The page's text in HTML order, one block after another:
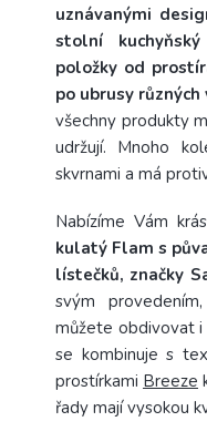
uznávanými
stolní
položky od
po ubrusy
všechny produkty
udržují. Mnoho
skvrnami a má
Nabízíme Vám
kulatý Flam s
lístečků, značky
svým
můžete obdivovat i
se kombinuje s
prostírkami Breeze
řady mají vysokou